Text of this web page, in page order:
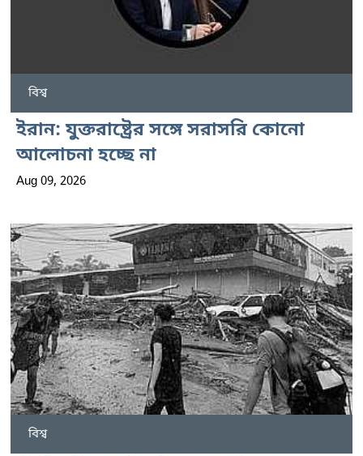
বিশ্ব
ইরান: যুক্তরাষ্ট্রের সঙ্গে সরাসরি কোনো
আলোচনা হচ্ছে না
Aug 09, 2026
বিশ্ব